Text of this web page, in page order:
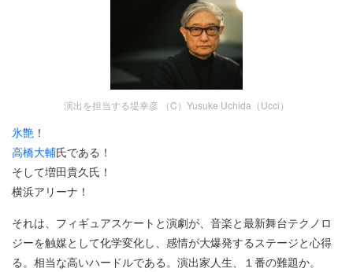
演出を担当する堤幸彦 （C）Yusuke Uchida（Ucci）
氷艶 ！
高橋大輔氏である！
そして増田貴久氏！
横浜アリーナ！
それは、フィギュアスケートと演劇が、音楽と最新舞台テクノロ
ジーを触媒として化学変化し、感情が大爆発するステージと心得
る。相当な高いハードルである。演出家人生、１番の難題か。